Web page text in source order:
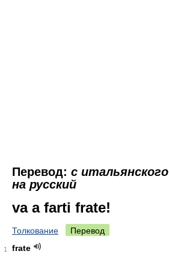
Перевод: с итальянского
на русский
va a farti frate!
Толкование Перевод
1
frate